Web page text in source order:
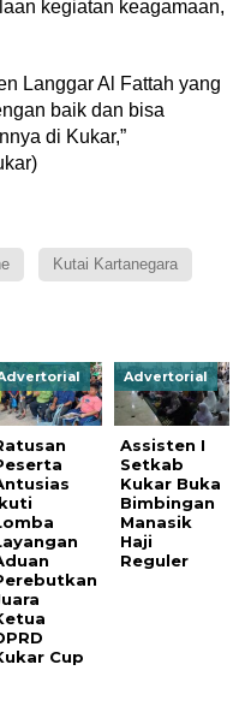
kegiatan keagamaan,
Langgar Al Fattah yang
baik dan bisa
di Kukar,”
Kutai Kartanegara
Cup
Advertorial
Assisten I
Setkab
Kukar Buka
Bimbingan
Manasik
Haji
Reguler